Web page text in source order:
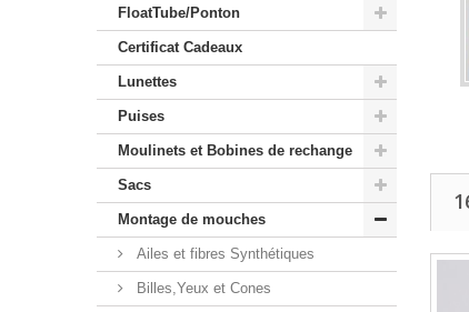
FloatTube/Ponton
Certificat Cadeaux
Lunettes
Puises
Moulinets et Bobines de rechange
Sacs
Montage de mouches
Ailes et fibres Synthétiques
Billes,Yeux et Cones